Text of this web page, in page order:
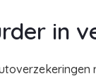
in